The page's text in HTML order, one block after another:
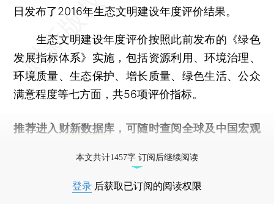
日发布了2016年生态文明建设年度评价结果。
生态文明建设年度评价按照此前发布的《绿色
发展指标体系》实施，包括资源利用、环境治理、
环境质量、生态保护、增长质量、绿色生活、公众
满意程度等七方面，共56项评价指标。
推荐进入 财新数据库 ，可随时查阅全球及中国宏观
本文共计1457字 订阅后继续阅读
登录 后获取已订阅的阅读权限